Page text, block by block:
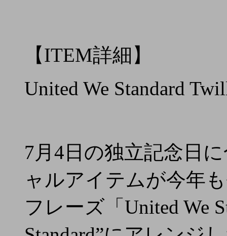
【ITEM詳細】
United We Standard
7月4日の独立記念日
ャルアイテムが今年
フレーズ「United We